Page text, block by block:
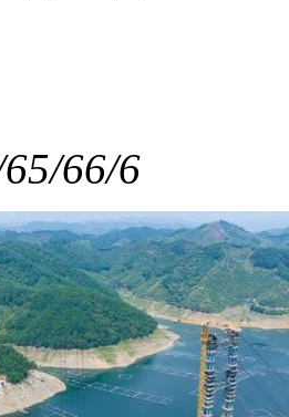
5/66/6